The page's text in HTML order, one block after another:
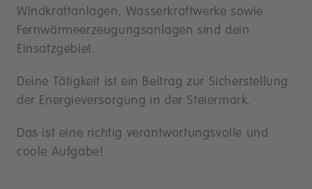
Windkraftanlagen, Wasserkraftwerke sowie
Fernwärmeerzeugungsanlagen sind dein
Einsatzgebiet.
Deine Tätigkeit ist ein Beitrag zur Sicherstellung
der Energieversorgung in der Steiermark.
Das ist eine richtig verantwortungsvolle und
coole Aufgabe!